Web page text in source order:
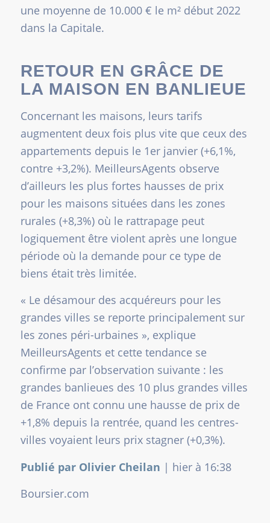
une moyenne de 10.000 € le m² début 2022
dans la Capitale.
RETOUR EN GRÂCE DE
LA MAISON EN BANLIEUE
Concernant les maisons, leurs tarifs
augmentent deux fois plus vite que ceux des
appartements depuis le 1er janvier (+6,1%,
contre +3,2%). MeilleursAgents observe
d’ailleurs les plus fortes hausses de prix
pour les maisons situées dans les zones
rurales (+8,3%) où le rattrapage peut
logiquement être violent après une longue
période où la demande pour ce type de
biens était très limitée.
« Le désamour des acquéreurs pour les
grandes villes se reporte principalement sur
les zones péri-urbaines », explique
MeilleursAgents et cette tendance se
confirme par l’observation suivante : les
grandes banlieues des 10 plus grandes villes
de France ont connu une hausse de prix de
+1,8% depuis la rentrée, quand les centres-
villes voyaient leurs prix stagner (+0,3%).
Publié par Olivier Cheilan | hier à 16:38
Boursier.com